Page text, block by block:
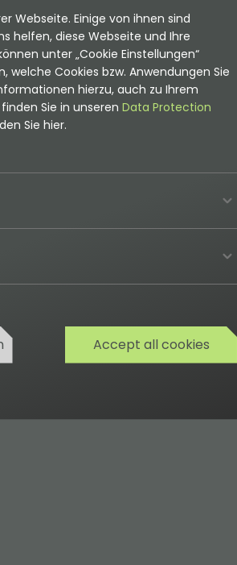
uns gern!
Webseite. Einige von ihnen sind
helfen, diese Webseite und Ihre
unter „Cookie Einstellungen“
welche Cookies bzw. Anwendungen Sie
hierzu, auch zu Ihrem
Sie in unseren Data Protection
Sie hier.
Accept all cookies